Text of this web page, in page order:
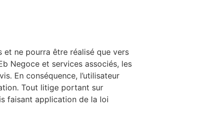
et ne pourra être réalisé que vers
Negoce et services associés, les
En conséquence, l’utilisateur
Tout litige portant sur
faisant application de la loi